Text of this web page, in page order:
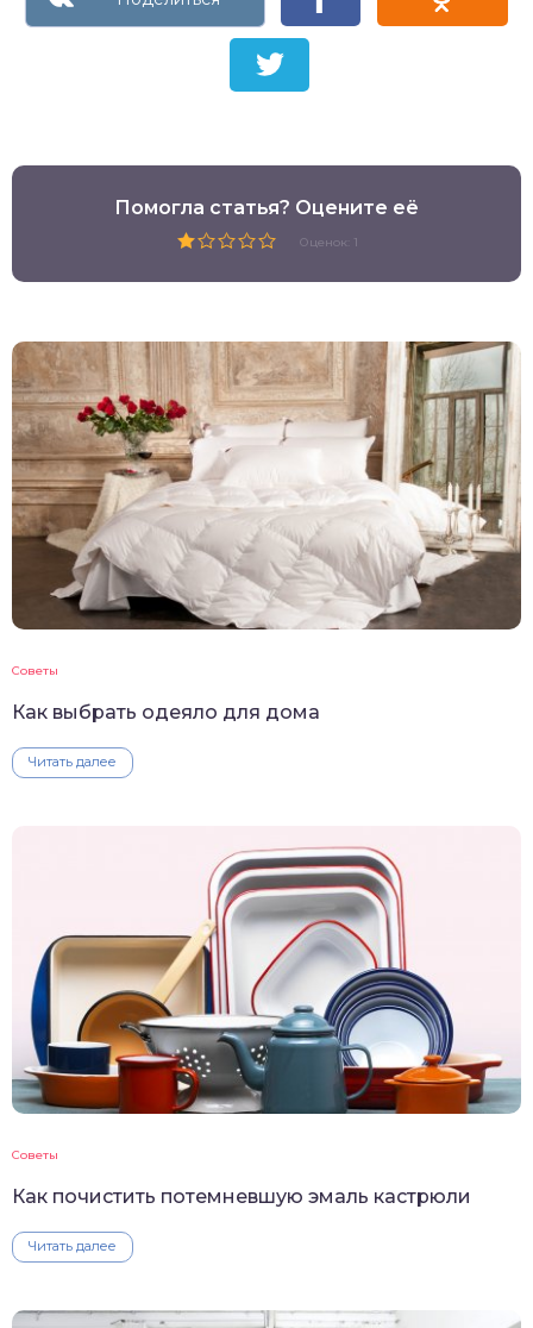
Помогла статья? Оцените её
Оценок: 1
Советы
Как выбрать одеяло для дома
Читать далее
Советы
Как почистить потемневшую эмаль кастрюли
Читать далее